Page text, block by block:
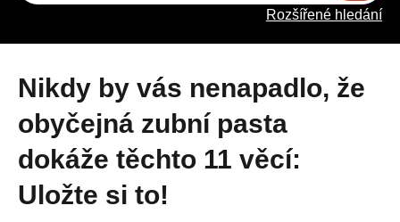
Rozšířené hledání
Nikdy by vás nenapadlo, že
obyčejná zubní pasta
dokáže těchto 11 věcí:
Uložte si to!